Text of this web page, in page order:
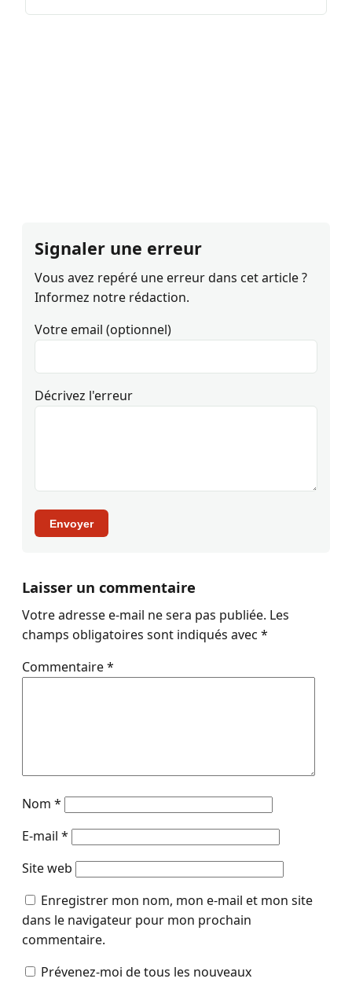
Signaler une erreur
Vous avez repéré une erreur dans cet article ?
Informez notre rédaction.
Votre email (optionnel)
Décrivez l'erreur
Envoyer
Laisser un commentaire
Votre adresse e-mail ne sera pas publiée. Les
champs obligatoires sont indiqués avec *
Commentaire*
Nom *
E-mail *
Site web
Enregistrer mon nom, mon e-mail et mon site
dans le navigateur pour mon prochain
commentaire.
Prévenez-moi de tous les nouveaux